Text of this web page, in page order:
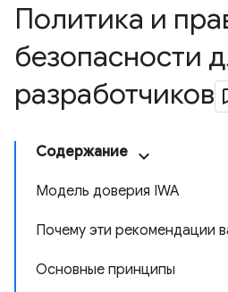
Политика и
безопасности
разработчиков
Содержание
Модель доверия IWA
Почему эти рекомендации
Основные принципы